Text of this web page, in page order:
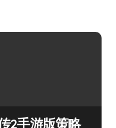
2手游版策略